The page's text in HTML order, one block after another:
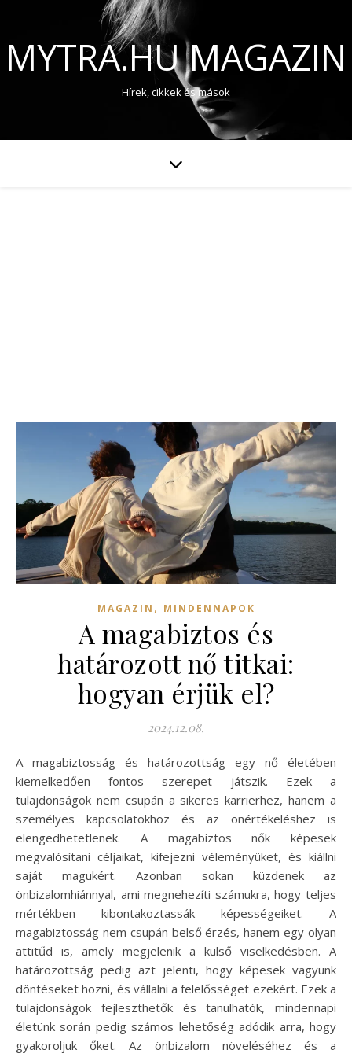
MYTRA.HU MAGAZIN
Hírek, cikkek és mások
MAGAZIN , MINDENNAPOK
A magabiztos és
határozott nő titkai:
hogyan érjük el?
2024.12.08.
A magabiztosság és határozottság egy nő életében
kiemelkedően fontos szerepet játszik. Ezek a
tulajdonságok nem csupán a sikeres karrierhez, hanem a
személyes kapcsolatokhoz és az önértékeléshez is
elengedhetetlenek. A magabiztos nők képesek
megvalósítani céljaikat, kifejezni véleményüket, és kiállni
saját magukért. Azonban sokan küzdenek az
önbizalomhiánnyal, ami megnehezíti számukra, hogy teljes
mértékben kibontakoztassák képességeiket. A
magabiztosság nem csupán belső érzés, hanem egy olyan
attitűd is, amely megjelenik a külső viselkedésben. A
határozottság pedig azt jelenti, hogy képesek vagyunk
döntéseket hozni, és vállalni a felelősséget ezekért. Ezek a
tulajdonságok fejleszthetők és tanulhatók, mindennapi
életünk során pedig számos lehetőség adódik arra, hogy
gyakoroljuk őket. Az önbizalom növeléséhez és a